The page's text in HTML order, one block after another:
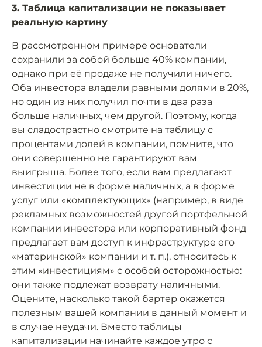
3. Таблица капитализации не показывает
реальную картину
В рассмотренном примере основатели
сохранили за собой больше 40% компании,
однако при её продаже не получили ничего.
Оба инвестора владели равными долями в 20%,
но один из них получил почти в два раза
больше наличных, чем другой. Поэтому, когда
вы сладострастно смотрите на таблицу с
процентами долей в компании, помните, что
они совершенно не гарантируют вам
выигрыша. Более того, если вам предлагают
инвестиции не в форме наличных, а в форме
услуг или «комплектующих» (например, в виде
рекламных возможностей другой портфельной
компании инвестора или корпоративный фонд
предлагает вам доступ к инфраструктуре его
«материнской» компании и т. п.), относитесь к
этим «инвестициям» с особой осторожностью:
они также подлежат возврату наличными.
Оцените, насколько такой бартер окажется
полезным вашей компании в данный момент и
в случае неудачи. Вместо таблицы
капитализации начинайте каждое утро с